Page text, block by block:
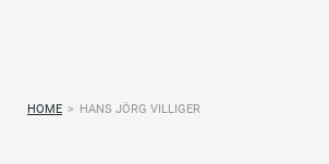
HOME > HANS JÖRG VILLIGER